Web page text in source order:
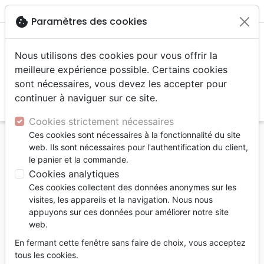
menu
Accueil Bibles
Bibles standard
Bible Segond 21 compacte (Premium Style) -
couverture souple, toile rose avec paillettes et
onglets
Bible Segond 21 compacte (Premium
Style)
couverture souple, toile rose avec
paillettes et onglets
cookie Paramètres des cookies
Nous utilisons des cookies pour vous offrir la
meilleure expérience possible. Certains cookies
sont nécessaires, vous devez les accepter pour
continuer à naviguer sur ce site.
Cookies strictement nécessaires
Ces cookies sont nécessaires à la fonctionnalité du site
web. Ils sont nécessaires pour l'authentification du client,
le panier et la commande.
Cookies analytiques
Ces cookies collectent des données anonymes sur les
visites, les appareils et la navigation. Nous nous
appuyons sur ces données pour améliorer notre site
web.
En fermant cette fenêtre sans faire de choix, vous acceptez
tous les cookies.